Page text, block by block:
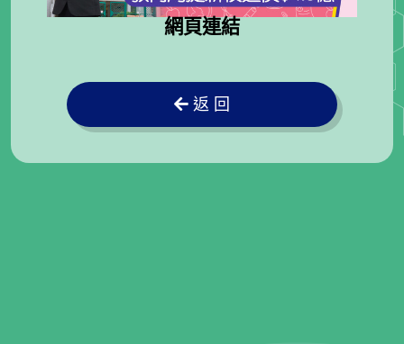
網頁連結
返 回